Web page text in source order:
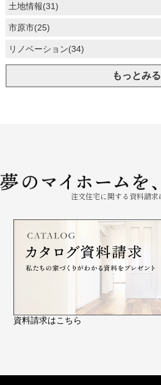
土地情報(31)
市原市(25)
リノベーション(34)
もっとみる
注文住宅に関する資料請求
資料請求はこちら